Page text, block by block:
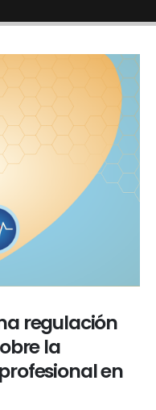
regulación
la
en